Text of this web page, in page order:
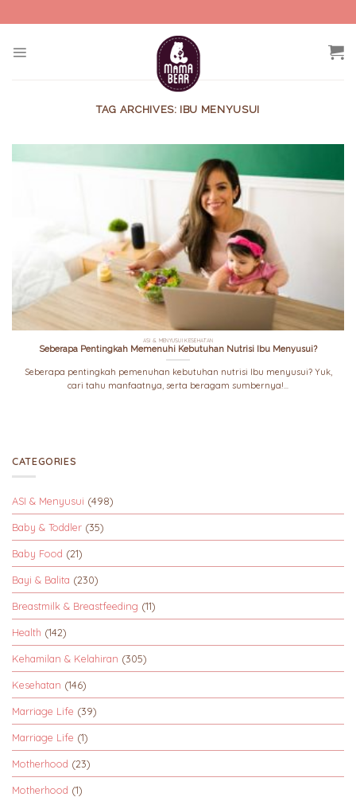
to
TAG ARCHIVES: IBU MENYUSUI
ASI & MENYUSUI KESEHATAN
Seberapa Pentingkah Memenuhi Kebutuhan Nutrisi Ibu Menyusui?
Seberapa pentingkah pemenuhan kebutuhan nutrisi Ibu menyusui? Yuk,
cari tahu manfaatnya, serta beragam sumbernya!...
CATEGORIES
ASI & Menyusui (498)
Baby & Toddler (35)
Baby Food (21)
Bayi & Balita (230)
Breastmilk & Breastfeeding (11)
Health (142)
Kehamilan & Kelahiran (305)
Kesehatan (146)
Marriage Life (39)
Marriage Life (1)
Motherhood (23)
Motherhood (1)